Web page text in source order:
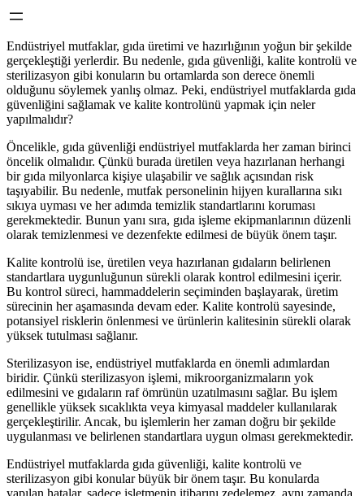
Endüstriyel mutfaklar, gıda üretimi ve hazırlığının yoğun bir şekilde
gerçekleştiği yerlerdir. Bu nedenle, gıda güvenliği, kalite kontrolü ve
sterilizasyon gibi konuların bu ortamlarda son derece önemli
olduğunu söylemek yanlış olmaz. Peki, endüstriyel mutfaklarda gıda
güvenliğini sağlamak ve kalite kontrolünü yapmak için neler
yapılmalıdır?
Öncelikle, gıda güvenliği endüstriyel mutfaklarda her zaman birinci
öncelik olmalıdır. Çünkü burada üretilen veya hazırlanan herhangi
bir gıda milyonlarca kişiye ulaşabilir ve sağlık açısından risk
taşıyabilir. Bu nedenle, mutfak personelinin hijyen kurallarına sıkı
sıkıya uyması ve her adımda temizlik standartlarını koruması
gerekmektedir. Bunun yanı sıra, gıda işleme ekipmanlarının düzenli
olarak temizlenmesi ve dezenfekte edilmesi de büyük önem taşır.
Kalite kontrolü ise, üretilen veya hazırlanan gıdaların belirlenen
standartlara uygunluğunun sürekli olarak kontrol edilmesini içerir.
Bu kontrol süreci, hammaddelerin seçiminden başlayarak, üretim
sürecinin her aşamasında devam eder. Kalite kontrolü sayesinde,
potansiyel risklerin önlenmesi ve ürünlerin kalitesinin sürekli olarak
yüksek tutulması sağlanır.
Sterilizasyon ise, endüstriyel mutfaklarda en önemli adımlardan
biridir. Çünkü sterilizasyon işlemi, mikroorganizmaların yok
edilmesini ve gıdaların raf ömrünün uzatılmasını sağlar. Bu işlem
genellikle yüksek sıcaklıkta veya kimyasal maddeler kullanılarak
gerçekleştirilir. Ancak, bu işlemlerin her zaman doğru bir şekilde
uygulanması ve belirlenen standartlara uygun olması gerekmektedir.
Endüstriyel mutfaklarda gıda güvenliği, kalite kontrolü ve
sterilizasyon gibi konular büyük bir önem taşır. Bu konularda
yapılan hatalar, sadece işletmenin itibarını zedelemez, aynı zamanda